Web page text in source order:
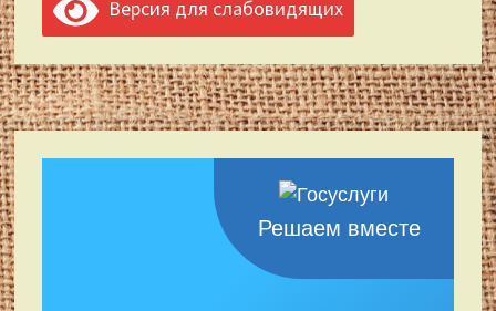
Версия для слабовидящих
Решаем вместе